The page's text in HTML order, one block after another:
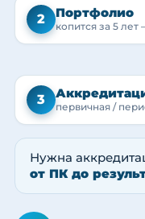
2 Портфолио
копится за 5
3 первичная /
Нужна
от ПК до